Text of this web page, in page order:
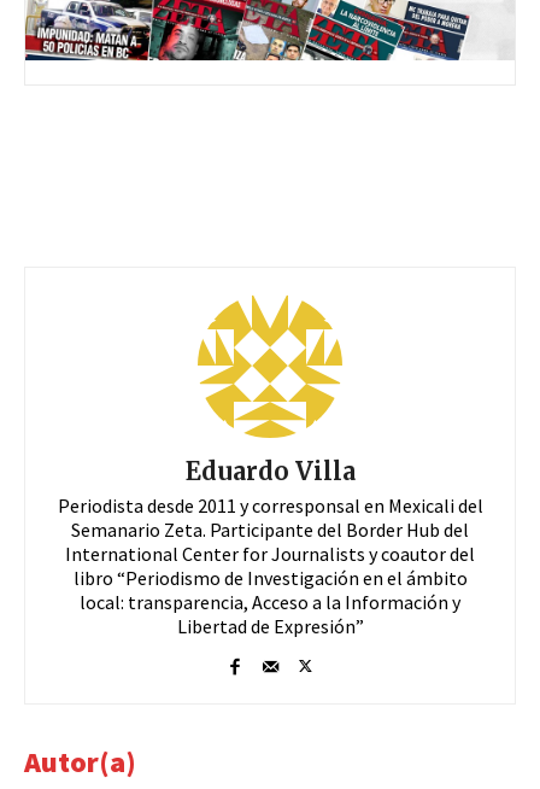
Eduardo Villa
Periodista desde 2011 y corresponsal en Mexicali del
Semanario Zeta. Participante del Border Hub del
International Center for Journalists y coautor del
libro “Periodismo de Investigación en el ámbito
local: transparencia, Acceso a la Información y
Libertad de Expresión”
Autor(a)